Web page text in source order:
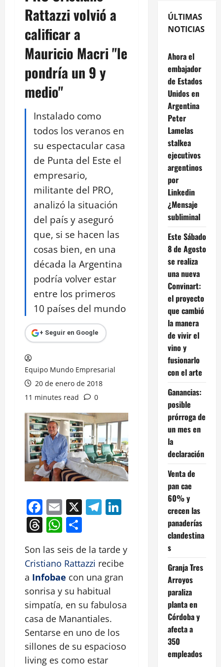
Rattazzi volvió a
calificar a
Mauricio Macri "le
pondría un 9 y
medio"
Instalado como
todos los veranos en
su espectacular casa
de Punta del Este el
empresario,
militante del PRO,
analizó la situación
del país y aseguró
que, si se hacen las
cosas bien, en una
década la Argentina
podría volver estar
entre los primeros
10 países del mundo
+ Seguir en Google
Equipo Mundo Empresarial
20 de enero de 2018
11 minutes read
0
Facebook
Email
X Telegram
LinkedIn
Threads
WhatsApp
Son las seis de la tarde y
Cristiano Rattazzi recibe
a Infobae con una gran
sonrisa y su habitual
simpatía, en su fabulosa
casa de Manantiales.
Sentarse en uno de los
sillones de su espacioso
living es como estar
ÚLTIMAS
NOTICIAS
Ahora el
embajador
de Estados
Unidos en
Argentina
Peter
Lamelas
stalkea
ejecutivos
argentinos
por
Linkedin
¿Mensaje
subliminal
Este Sábado
8 de Agosto
se realiza
una nueva
Convinart:
el proyecto
que cambió
la manera
de vivir el
vino y
fusionarlo
con el arte
Ganancias:
posible
prórroga de
un mes en
la
declaración
Venta de
pan cae
60% y
crecen las
panaderías
clandestina
s
Granja Tres
Arroyos
paraliza
planta en
Córdoba y
afecta a
350
empleados